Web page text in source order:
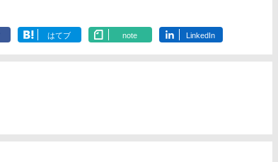
はてブ note LinkedIn